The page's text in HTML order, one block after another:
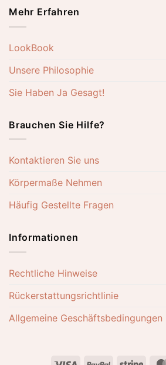
Mehr Erfahren
LookBook
Unsere Philosophie
Sie Haben Ja Gesagt!
Brauchen Sie Hilfe?
Kontaktieren Sie uns
Körpermaße Nehmen
Häufig Gestellte Fragen
Informationen
Rechtliche Hinweise
Rückerstattungsrichtlinie
Allgemeine Geschäftsbedingungen